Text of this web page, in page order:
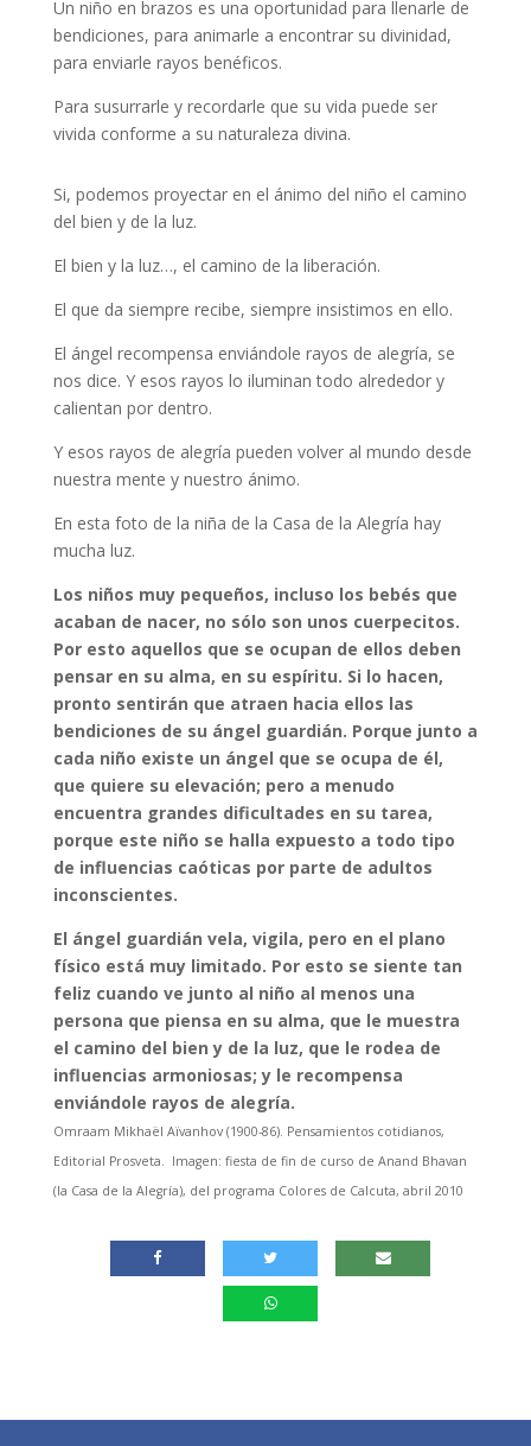
Un niño en brazos es una oportunidad para llenarle de
bendiciones, para animarle a encontrar su divinidad,
para enviarle rayos benéficos.
Para susurrarle y recordarle que su vida puede ser
vivida conforme a su naturaleza divina.
Si, podemos proyectar en el ánimo del niño el camino
del bien y de la luz.
El bien y la luz…, el camino de la liberación.
El que da siempre recibe, siempre insistimos en ello.
El ángel recompensa enviándole rayos de alegría, se
nos dice. Y esos rayos lo iluminan todo alrededor y
calientan por dentro.
Y esos rayos de alegría pueden volver al mundo desde
nuestra mente y nuestro ánimo.
En esta foto de la niña de la Casa de la Alegría hay
mucha luz.
Los niños muy pequeños, incluso los bebés que
acaban de nacer, no sólo son unos cuerpecitos.
Por esto aquellos que se ocupan de ellos deben
pensar en su alma, en su espíritu. Si lo hacen,
pronto sentirán que atraen hacia ellos las
bendiciones de su ángel guardián. Porque junto a
cada niño existe un ángel que se ocupa de él,
que quiere su elevación; pero a menudo
encuentra grandes dificultades en su tarea,
porque este niño se halla expuesto a todo tipo
de influencias caóticas por parte de adultos
inconscientes.
El ángel guardián vela, vigila, pero en el plano
físico está muy limitado. Por esto se siente tan
feliz cuando ve junto al niño al menos una
persona que piensa en su alma, que le muestra
el camino del bien y de la luz, que le rodea de
influencias armoniosas; y le recompensa
enviándole rayos de alegría.
Omraam Mikhaël Aïvanhov (1900-86). Pensamientos cotidianos,
Editorial Prosveta. Imagen: fiesta de fin de curso de Anand Bhavan
(la Casa de la Alegría), del programa Colores de Calcuta, abril 2010